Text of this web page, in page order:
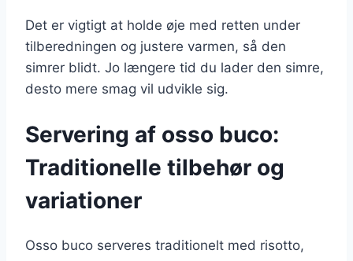
Det er vigtigt at holde øje med retten under
tilberedningen og justere varmen, så den
simrer blidt. Jo længere tid du lader den simre,
desto mere smag vil udvikle sig.
Servering af osso buco:
Traditionelle tilbehør og
variationer
Osso buco serveres traditionelt med risotto,